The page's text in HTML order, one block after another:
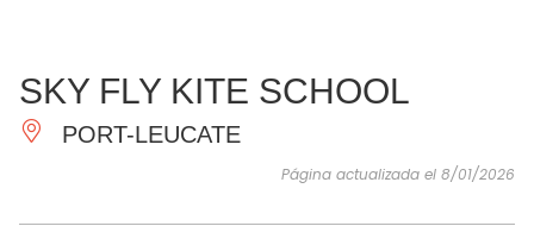
IMPRESCINDIBLES
HACER
INSPIRACIONES
SKY FLY KITE SCHOOL
PORT-LEUCATE
Página actualizada el 8/01/2026